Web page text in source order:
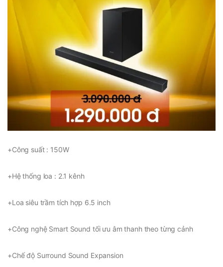
+Công suất : 150W
+Hệ thống loa : 2.1 kênh
+Loa siêu trầm tích hợp 6.5 inch
+Công nghệ Smart Sound tối ưu âm thanh theo từng cảnh
+Chế độ Surround Sound Expansion